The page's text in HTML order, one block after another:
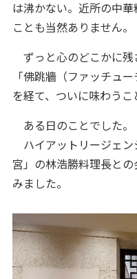
は沸かない。近所の中
ことも当然ありません。
ずっと心のどこかに残
「佛跳牆（ファッチュ
を経て、ついに味わうこ
ある日のことでした。
ハイアットリージェ
宮」の林浩勝料理長と
みました。